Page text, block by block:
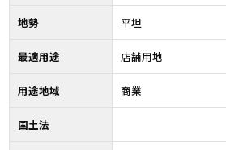
地勢 平坦
最適用途 店舗用地
用途地域 商業
国土法